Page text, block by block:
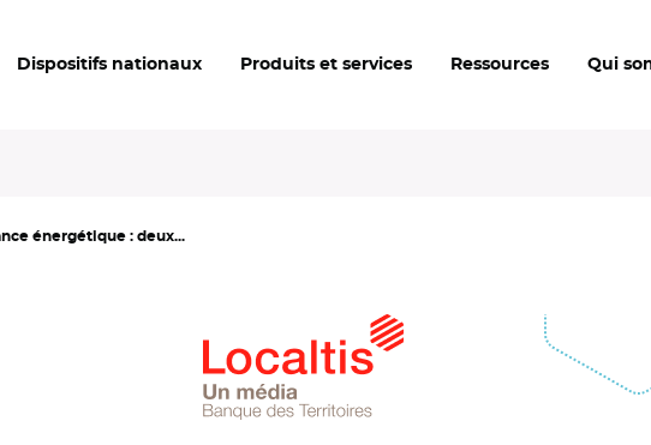
Dispositifs nationaux Produits et services Ressources Qui
énergétique : deux...